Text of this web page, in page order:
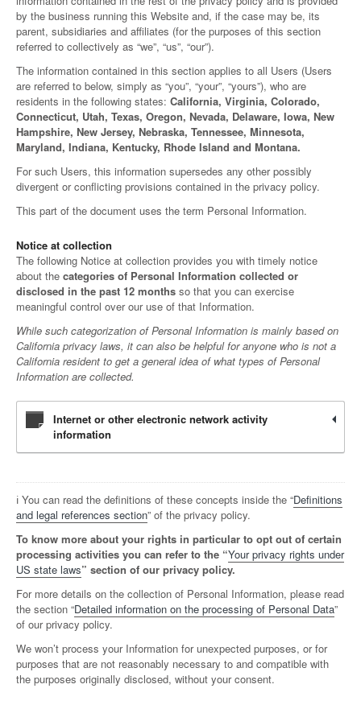
by the business running this Website and, if the case may be, its
parent, subsidiaries and affiliates (for the purposes of this section
referred to collectively as “we”, “us”, “our”).
The information contained in this section applies to all Users (Users
are referred to below, simply as “you”, “your”, “yours”), who are
residents in the following states: California, Virginia, Colorado,
Connecticut, Utah, Texas, Oregon, Nevada, Delaware, Iowa, New
Hampshire, New Jersey, Nebraska, Tennessee, Minnesota,
Maryland, Indiana, Kentucky, Rhode Island and Montana.
For such Users, this information supersedes any other possibly
divergent or conflicting provisions contained in the privacy policy.
This part of the document uses the term Personal Information.
Notice at collection
The following Notice at collection provides you with timely notice
about the categories of Personal Information collected or
disclosed in the past 12 months so that you can exercise
meaningful control over our use of that Information.
While such categorization of Personal Information is mainly based on
California privacy laws, it can also be helpful for anyone who is not a
California resident to get a general idea of what types of Personal
Information are collected.
Internet or other electronic network activity
information
ℹ️ You can read the definitions of these concepts inside the “Definitions
and legal references section” of the privacy policy.
To know more about your rights in particular to opt out of certain
processing activities you can refer to the “Your privacy rights under
US state laws” section of our privacy policy.
For more details on the collection of Personal Information, please read
the section “Detailed information on the processing of Personal Data”
of our privacy policy.
We won’t process your Information for unexpected purposes, or for
purposes that are not reasonably necessary to and compatible with
the purposes originally disclosed, without your consent.